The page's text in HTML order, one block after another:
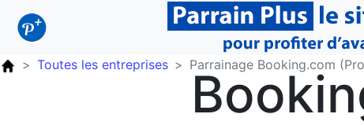
Toutes les entreprises Parrainage Booking.com